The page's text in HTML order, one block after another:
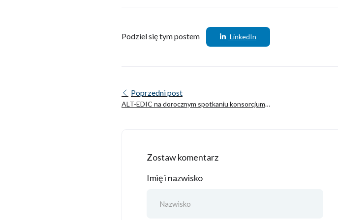
Podziel się tym postem LinkedIn
Poprzedni post
ALT-EDIC na dorocznym spotkaniu konsorcjum
Zostaw komentarz
Imię i nazwisko